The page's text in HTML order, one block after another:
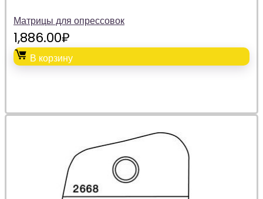
Матрицы для опрессовок
1,886.00₽
В корзину